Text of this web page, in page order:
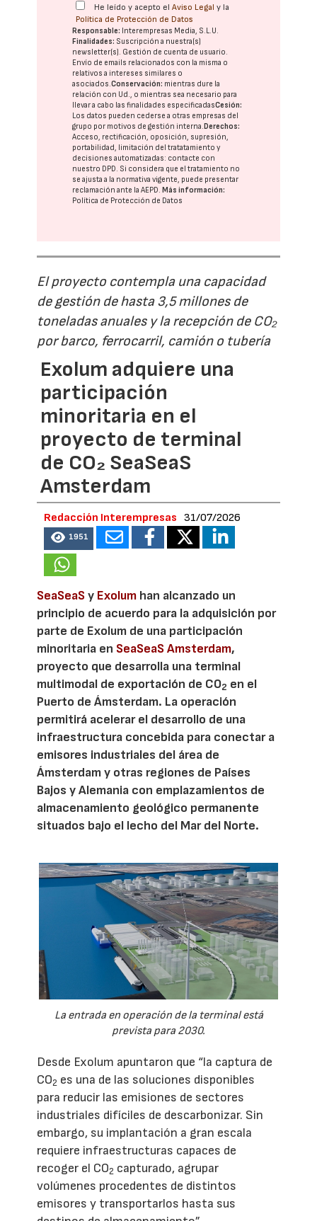
He leído y acepto elAviso Legal y la
Política de Protección de Datos
Responsable: Interempresas Media, S.L.U.
Finalidades: Suscripción a nuestra(s)
newsletter(s). Gestión de cuenta de usuario.
Envío de emails relacionados con la misma o
relativos a intereses similares o
asociados.Conservación: mientras dure la
relación con Ud., o mientras sea necesario para
llevar a cabo las finalidades especificadasCesión:
Los datos pueden cederse a otras empresas del
grupo por motivos de gestión interna. Derechos:
Acceso, rectificación, oposición, supresión,
portabilidad, limitación del tratatamiento y
decisiones automatizadas: contacte con
nuestro DPD. Si considera que el tratamiento no
se ajusta a la normativa vigente, puede presentar
reclamación ante laAEPD. Más información:
Política de Protección de Datos
El proyecto contempla una capacidad
de gestión de hasta 3,5 millones de
toneladas anuales y la recepción de CO₂
por barco, ferrocarril, camión o tubería
Exolum adquiere una
participación
minoritaria en el
proyecto de terminal
de CO₂ SeaSeaS
Amsterdam
Redacción Interempresas 31/07/2026
1951
SeaSeaSy Exolum han alcanzado un
principio de acuerdo para la adquisición por
parte de Exolum de una participación
minoritaria en SeaSeaS Amsterdam,
proyecto que desarrolla una terminal
multimodal de exportación de CO2 en el
Puerto de Ámsterdam. La operación
permitirá acelerar el desarrollo de una
infraestructura concebida para conectar a
emisores industriales del área de
Ámsterdam y otras regiones de Países
Bajos y Alemania con emplazamientos de
almacenamiento geológico permanente
situados bajo el lecho del Mar del Norte.
La entrada en operación de la terminal está
prevista para 2030.
Desde Exolum apuntaron que “la captura de
CO2 es una de las soluciones disponibles
para reducir las emisiones de sectores
industriales difíciles de descarbonizar. Sin
embargo, su implantación a gran escala
requiere infraestructuras capaces de
recoger el CO2 capturado, agrupar
volúmenes procedentes de distintos
emisores y transportarlos hasta sus